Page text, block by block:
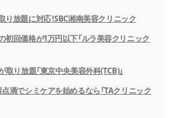
り放題に対応！SBC湘南美容クリニック
初回価格が1万円以下「ルラ美容クリニック
り放題「東京中央美容外科(TCB)」
点滴でシミケアを始めるなら「TAクリニック